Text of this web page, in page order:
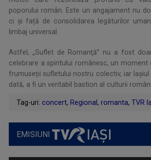
poporului român. Este un angajament nu
ci și față de consolidarea legăturilor
limbaj universal.
Astfel, „Suflet de Romanţă” nu a fost
celebrare a spiritului românesc, un moment
frumuseții sufletului nostru colectiv, iar
dată, a fi un veritabil bastion al culturii
Tag-uri: concert, Regional , romanta, TVR
EMISIUNI